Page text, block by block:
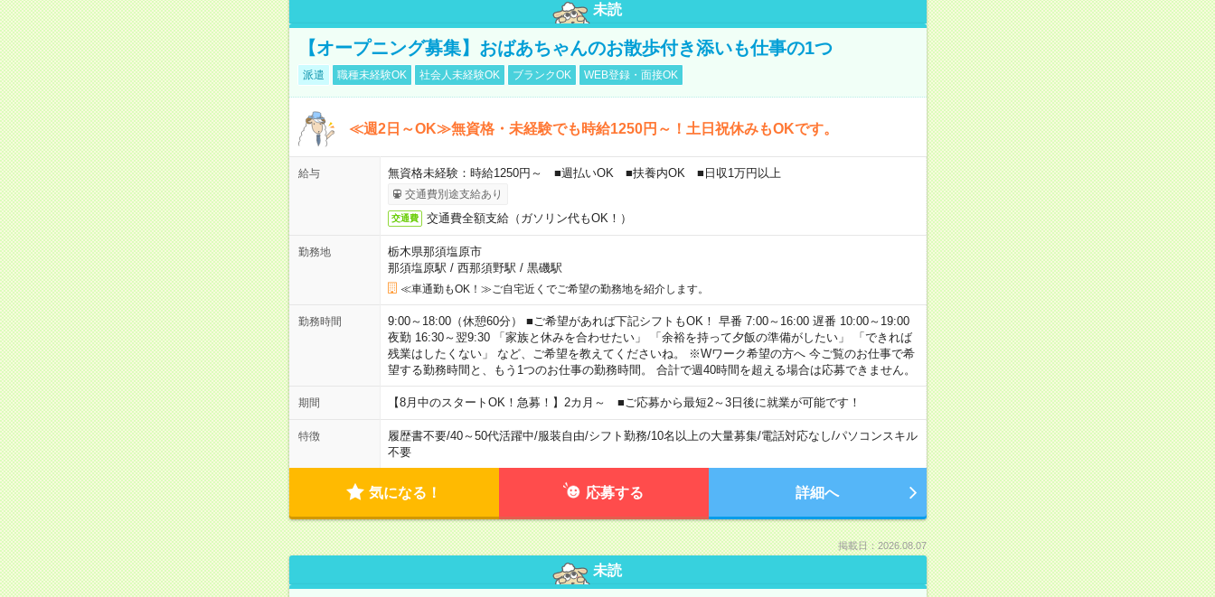
未読
【オープニング募集】おばあちゃんのお散歩付き添いも仕事の1つ
派遣 職種未経験OK 社会人未経験OK ブランクOK WEB登録・面接OK
≪週2日～OK≫無資格・未経験でも時給1250円～！土日祝休みもOKです。
給与 無資格未経験：時給1250円～ ■週払いOK ■扶養内OK ■日収1万円以上
交通費別途支給あり
交通費 交通費全額支給（ガソリン代もOK！）
勤務地
栃木県那須塩原市
那須塩原駅 / 西那須野駅 / 黒磯駅
≪車通勤もOK！≫ご自宅近くでご希望の勤務地を紹介します。
勤務時間
9:00～18:00（休憩60分） ■ご希望があれば下記シフトもOK！ 早番 7:00～16:00 遅番 10:00～19:00
夜勤 16:30～翌9:30 「家族と休みを合わせたい」 「余裕を持って夕飯の準備がしたい」 「できれば
残業はしたくない」 など、ご希望を教えてくださいね。 ※Wワーク希望の方へ 今ご覧のお仕事で希
望する勤務時間と、もう1つのお仕事の勤務時間。 合計で週40時間を超える場合は応募できません。
期間 【8月中のスタートOK！急募！】2カ月～ ■ご応募から最短2～3日後に就業が可能です！
特徴 履歴書不要/40～50代活躍中/服装自由/シフト勤務/10名以上の大量募集/電話対応なし/パソコンスキル
不要
気になる！ 応募する 詳細へ
掲載日：2026.08.07
未読